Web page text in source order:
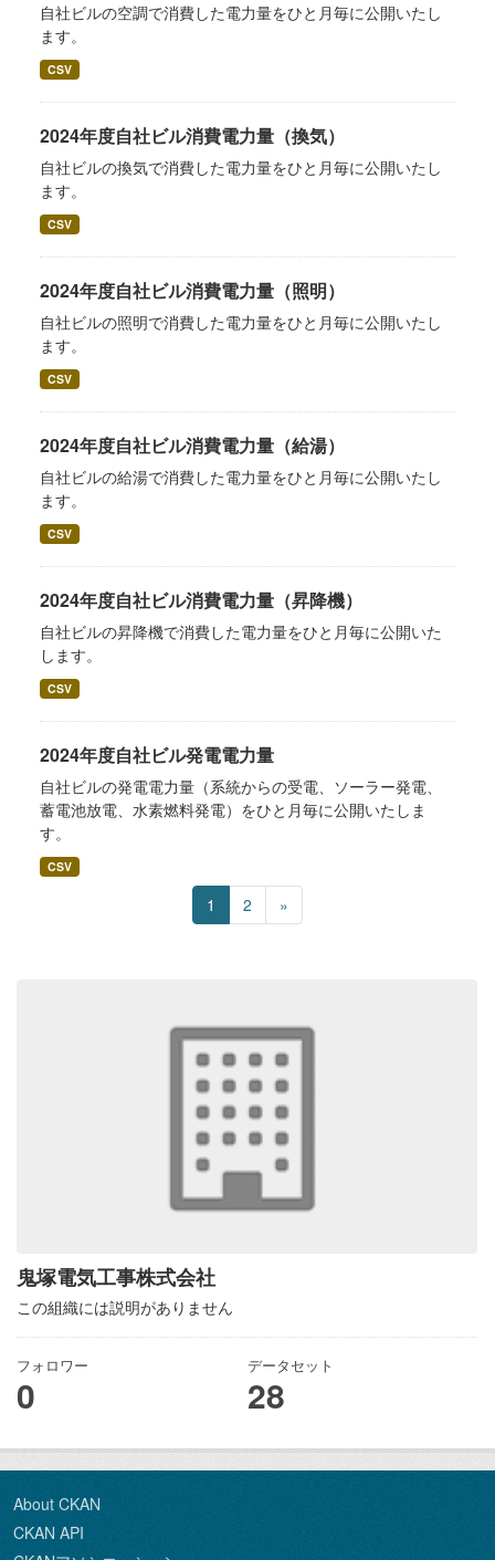
鬼塚電気工事株式会社
この組織には説明がありません
フォロワー
0
データセット
28
自社ビルの空調で消費した電力量をひと月毎に公開いたし
ます。
CSV
2024年度自社ビル消費電力量（換気）
自社ビルの換気で消費した電力量をひと月毎に公開いたし
ます。
CSV
2024年度自社ビル消費電力量（照明）
自社ビルの照明で消費した電力量をひと月毎に公開いたし
ます。
CSV
2024年度自社ビル消費電力量（給湯）
自社ビルの給湯で消費した電力量をひと月毎に公開いたし
ます。
CSV
2024年度自社ビル消費電力量（昇降機）
自社ビルの昇降機で消費した電力量をひと月毎に公開いた
します。
CSV
2024年度自社ビル発電電力量
自社ビルの発電電力量（系統からの受電、ソーラー発電、
蓄電池放電、水素燃料発電）をひと月毎に公開いたしま
す。
CSV
1 2 »
About CKAN
CKAN API